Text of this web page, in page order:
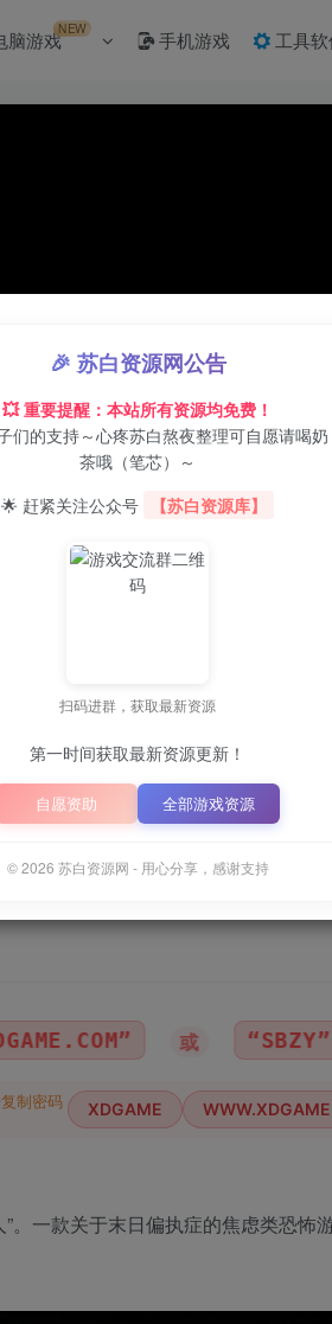
脑游戏NEW 手机游戏 工具
“SBZY” （纯大写字母） ｜
制密码 XDGAME
一款关于末日偏执症的焦虑类恐怖游
🎉 苏白资源网公告
💥 重要提醒：本站所有资源均免费！
们的支持～心疼苏白熬夜整理可自愿请喝奶
茶哦（笔芯）～
🌟 赶紧关注公众号
【苏白资源库】
扫码进群，获取最新资源
第一时间获取最新资源更新！
自愿资助 全部游戏资源
© 2026 苏白资源网 - 用心分享，感谢支持